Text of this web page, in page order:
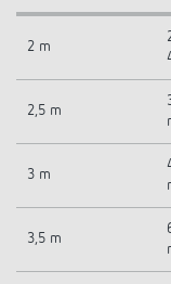
2 m
2,5 m
3 m
3,5 m